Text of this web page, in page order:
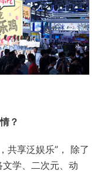
？
共享泛娱乐”， 除了
学、二次元、动